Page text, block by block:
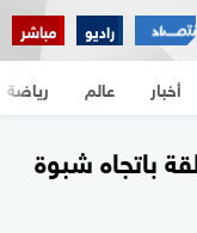
راديو مباشر
أخبار عالم رياضة
باتجاه شبوة